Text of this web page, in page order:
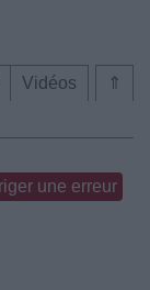
⇑
Vidéos
une erreur